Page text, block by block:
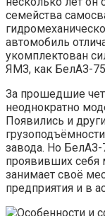
семейства
автомобиль
укомплектован
ЯМЗ, как БелАЗ-
За прошедшие
неоднократно
Появились и
завода. Но БелАЗ-
проявивших себя
занимает своё
предприятия и в